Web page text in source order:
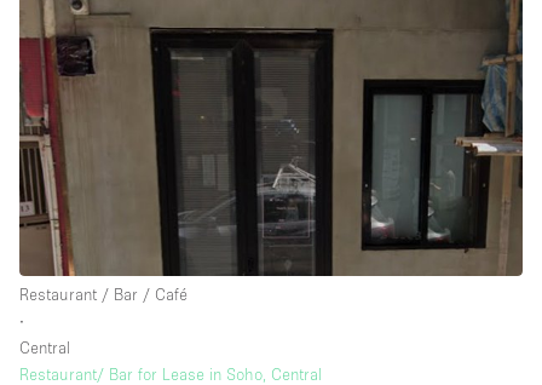
Restaurant / Bar / Café
∙
Central
Restaurant/ Bar for Lease in Soho, Central